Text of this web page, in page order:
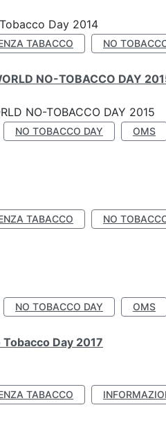
Day 2014
TABACCO NO
NO-TOBACCO DAY
NO-TOBACCO DAY 2015
NO TOBACCO DAY OMS
TABACCO NO
NO TOBACCO DAY OMS
Day 2017
TABACCO